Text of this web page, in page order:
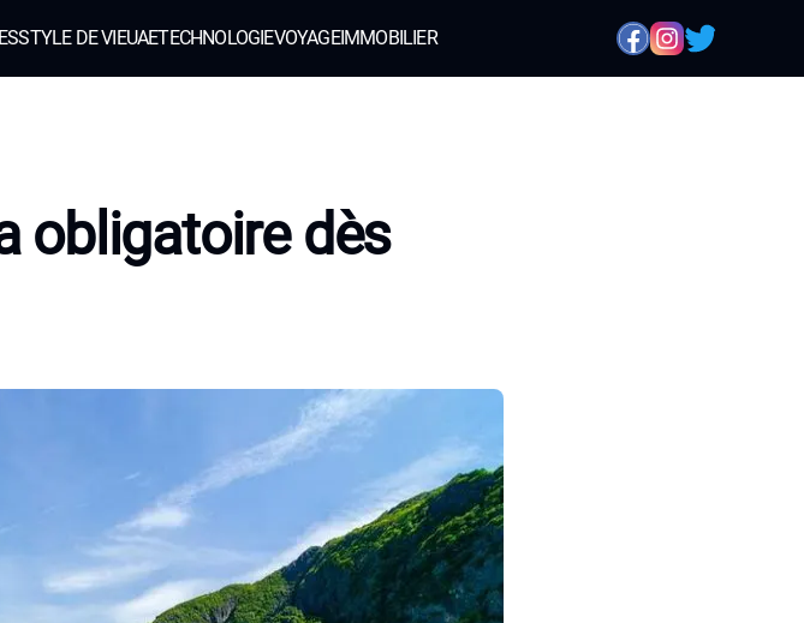
STYLE DE VIEUAETECHNOLOGIEVOYAGEIMMOBILIER
obligatoire dès